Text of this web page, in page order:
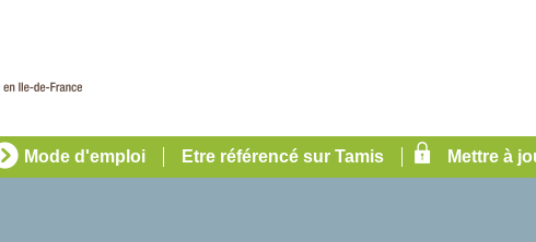
Mode d'emploi Etre référencé sur Tamis Mettre à